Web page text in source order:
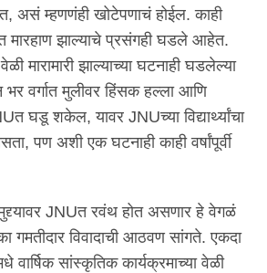
असं म्हणणंही खोटेपणाचं होईल. काही
मारहाण झाल्याचे प्रसंगही घडले आहेत.
वेळी मारामारी झाल्याच्या घटनाही घडलेल्या
वर्गात मुलीवर हिंसक हल्ला आणि
घडू शकेल, यावर JNUच्या विद्यार्थ्यांचा
पण अशी एक घटनाही काही वर्षांपूर्वी
मुद्द्यावर JNUत रवंथ होत असणार हे वेगळं
गमतीदार विवादाची आठवण सांगते. एकदा
वार्षिक सांस्कृतिक कार्यक्रमाच्या वेळी